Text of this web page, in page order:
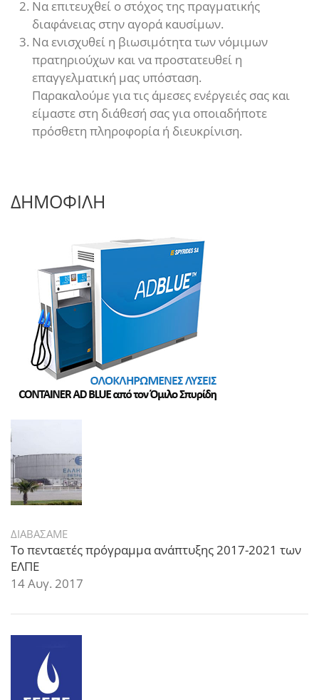
Να επιτευχθεί ο στόχος της πραγματικής
διαφάνειας στην αγορά καυσίμων.
Να ενισχυθεί η βιωσιμότητα των νόμιμων
πρατηριούχων και να προστατευθεί η
επαγγελματική μας υπόσταση.
Παρακαλούμε για τις άμεσες ενέργειές σας και
είμαστε στη διάθεσή σας για οποιαδήποτε
πρόσθετη πληροφορία ή διευκρίνιση.
ΔΗΜΟΦΙΛΗ
ΔΙΑΒΑΣΑΜΕ
Το πενταετές πρόγραμμα ανάπτυξης 2017-2021 των
ΕΛΠΕ
14 Αυγ. 2017